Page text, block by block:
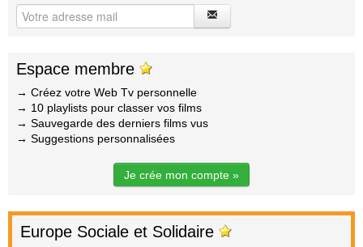
Espace membre
→ Créez votre Web Tv personnelle
→ 10 playlists pour classer vos films
→ Sauvegarde des derniers films vus
→ Suggestions personnalisées
Je crée mon compte »
Europe Sociale et Solidaire